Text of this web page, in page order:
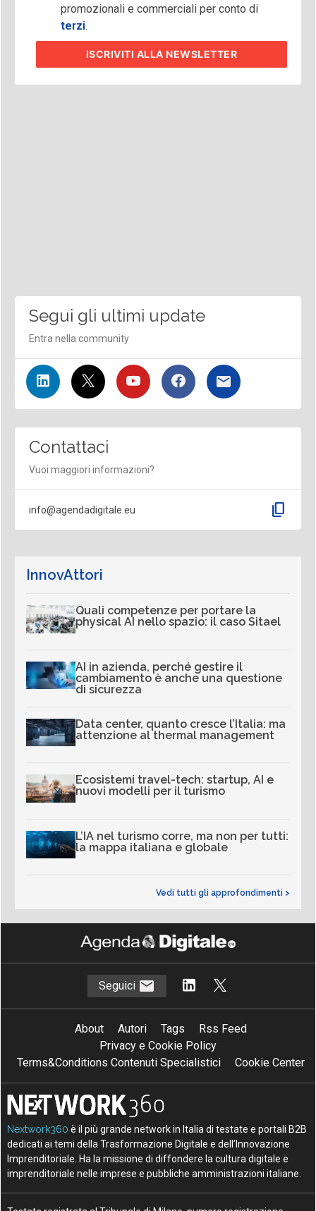
promozionali e commerciali per conto di
terzi.
ISCRIVITI ALLA NEWSLETTER
Segui gli ultimi update
Entra nella community
Contattaci
Vuoi maggiori informazioni?
info@agendadigitale.eu content_copy
InnovAttori
Quali competenze per portare la
physical AI nello spazio: il caso Sitael
AI in azienda, perché gestire il
cambiamento è anche una questione
di sicurezza
Data center, quanto cresce l’Italia: ma
attenzione al thermal management
Ecosistemi travel-tech: startup, AI e
nuovi modelli per il turismo
L’IA nel turismo corre, ma non per tutti:
la mappa italiana e globale
Vedi tutti gli approfondimenti >
Seguici
About Autori Tags
Rss Feed
Privacy e Cookie Policy
Terms&Conditions Contenuti Specialistici
Cookie Center
Nextwork360 è il più grande network in Italia di testate e portali B2B
dedicati ai temi della Trasformazione Digitale e dell’Innovazione
Imprenditoriale. Ha la missione di diffondere la cultura digitale e
imprenditoriale nelle imprese e pubbliche amministrazioni italiane.